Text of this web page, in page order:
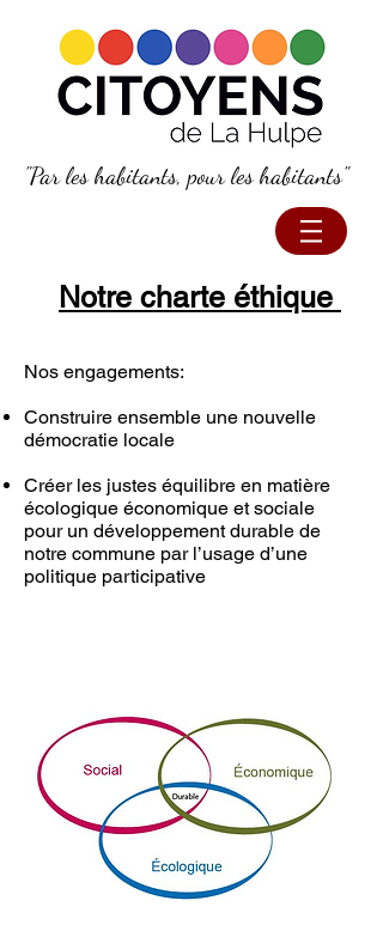
"Par les habitants, pour les habitants"
Notre charte éthique
Nos engagements:
Construire ensemble une nouvelle
démocratie locale
Créer les justes équilibre en matière
écologique économique et sociale
pour un développement durable de
notre commune par l’usage d’une
politique participative